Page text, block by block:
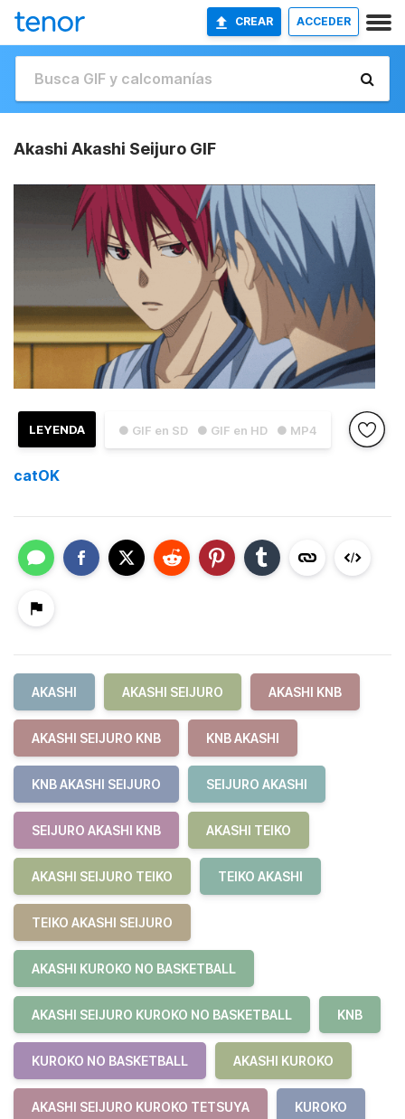
CREAR ACCEDER
Akashi Akashi Seijuro GIF
● GIF en SD ● GIF en HD ● MP4
LEYENDA
catOK
AKASHI AKASHI SEIJURO AKASHI KNB
AKASHI SEIJURO KNB KNB AKASHI
KNB AKASHI SEIJURO SEIJURO AKASHI
SEIJURO AKASHI KNB AKASHI TEIKO
AKASHI SEIJURO TEIKO TEIKO AKASHI
TEIKO AKASHI SEIJURO
AKASHI KUROKO NO BASKETBALL
AKASHI SEIJURO KUROKO NO BASKETBALL KNB
KUROKO NO BASKETBALL AKASHI KUROKO
AKASHI SEIJURO KUROKO TETSUYA KUROKO